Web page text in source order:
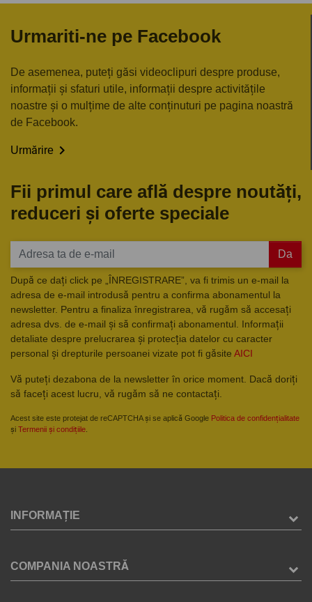
Urmariti-ne pe Facebook
De asemenea, puteți găsi videoclipuri despre produse,
informații și sfaturi utile, informații despre activitățile
noastre și o mulțime de alte conținuturi pe pagina noastră
de Facebook.
Urmărire 
Fii primul care află despre noutăți,
reduceri și oferte speciale
Da
După ce dați click pe „ÎNREGISTRARE”, va fi trimis un e-mail la
adresa de e-mail introdusă pentru a confirma abonamentul la
newsletter. Pentru a finaliza înregistrarea, vă rugăm să accesați
adresa dvs. de e-mail și să confirmați abonamentul. Informații
detaliate despre prelucrarea și protecția datelor cu caracter
personal și drepturile persoanei vizate pot fi găsite AICI
Vă puteți dezabona de la newsletter în orice moment. Dacă doriți
să faceți acest lucru, vă rugăm să ne contactați.
Acest site este protejat de reCAPTCHA și se aplică Google Politica de confidențialitate
și Termenii și condițiile
INFORMAȚIE
COMPANIA NOASTRĂ